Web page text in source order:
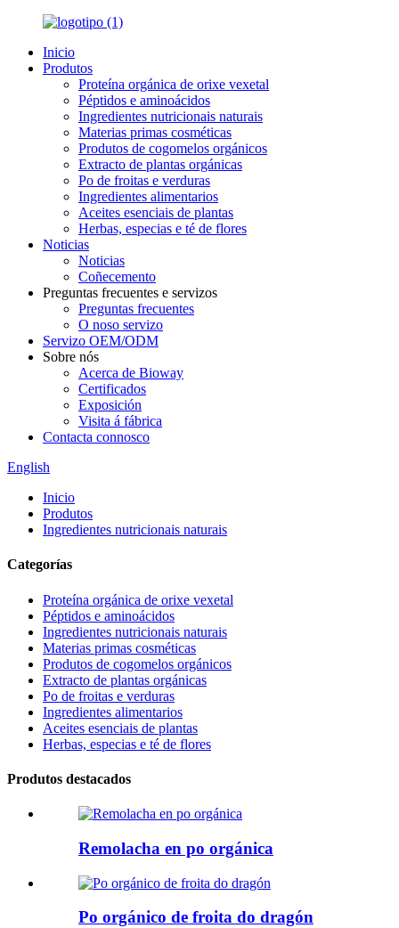
Inicio
Produtos
Proteína orgánica de orixe vexetal
Péptidos e aminoácidos
Ingredientes nutricionais naturais
Materias primas cosméticas
Produtos de cogomelos orgánicos
Extracto de plantas orgánicas
Po de froitas e verduras
Ingredientes alimentarios
Aceites esenciais de plantas
Herbas, especias e té de flores
Noticias
Noticias
Coñecemento
Preguntas frecuentes e servizos
Preguntas frecuentes
O noso servizo
Servizo OEM/ODM
Sobre nós
Acerca de Bioway
Certificados
Exposición
Visita á fábrica
Contacta connosco
English
Inicio
Produtos
Ingredientes nutricionais naturais
Categorías
Proteína orgánica de orixe vexetal
Péptidos e aminoácidos
Ingredientes nutricionais naturais
Materias primas cosméticas
Produtos de cogomelos orgánicos
Extracto de plantas orgánicas
Po de froitas e verduras
Ingredientes alimentarios
Aceites esenciais de plantas
Herbas, especias e té de flores
Produtos destacados
Remolacha en po orgánica
Po orgánico de froita do dragón